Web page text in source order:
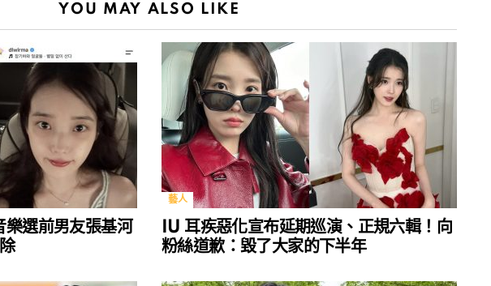
YOU MAY ALSO LIKE
樂選前男友張基河
藝人
IU 耳疾惡化宣布延期巡演、正規六輯！向
粉絲道歉：毀了大家的下半年